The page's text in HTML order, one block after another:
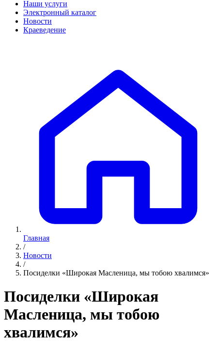
Наши услуги
Электронный каталог
Новости
Краеведение
Главная
/
Новости
/
Посиделки «Широкая Масленица, мы тобою хвалимся»
Посиделки «Широкая
Масленица, мы тобою
хвалимся»